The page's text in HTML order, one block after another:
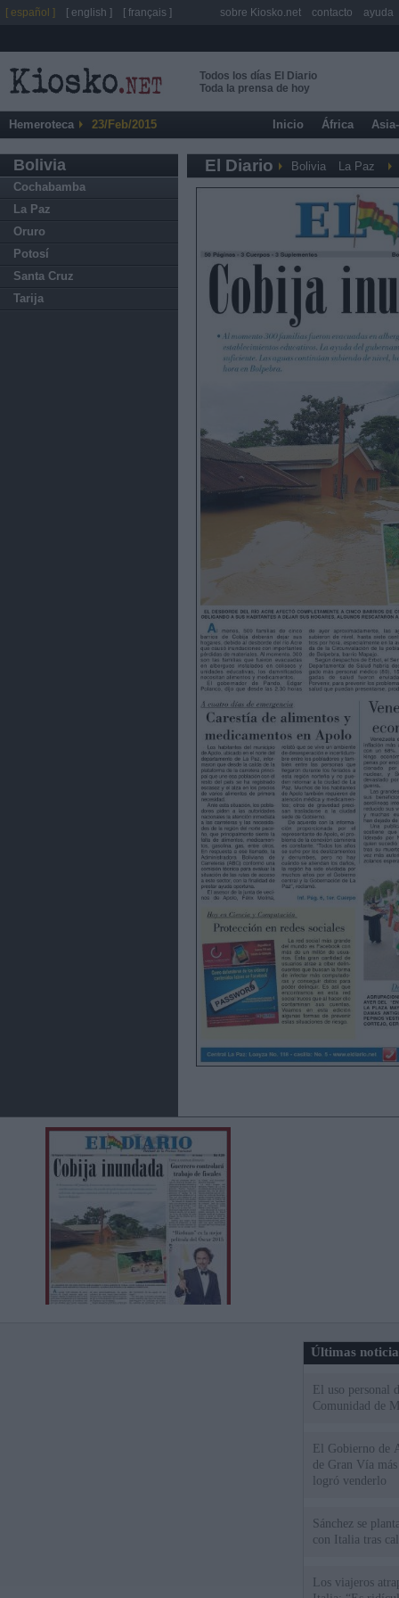
Todos los días El Diario
Toda la prensa de hoy
Hemeroteca 23/Feb/2015 Inicio África
Bolivia
Cochabamba
La Paz
Oruro
Potosí
Santa Cruz
Tarija
El Diario Bolivia La Paz
Últimas
El uso personal
Comunidad de
El Gobierno de
de Gran Vía
logró venderlo
Sánchez se
con Italia tras
Los viajeros
[ español ] [ english ] [ français ] sobre Kiosko.net contacto ayuda